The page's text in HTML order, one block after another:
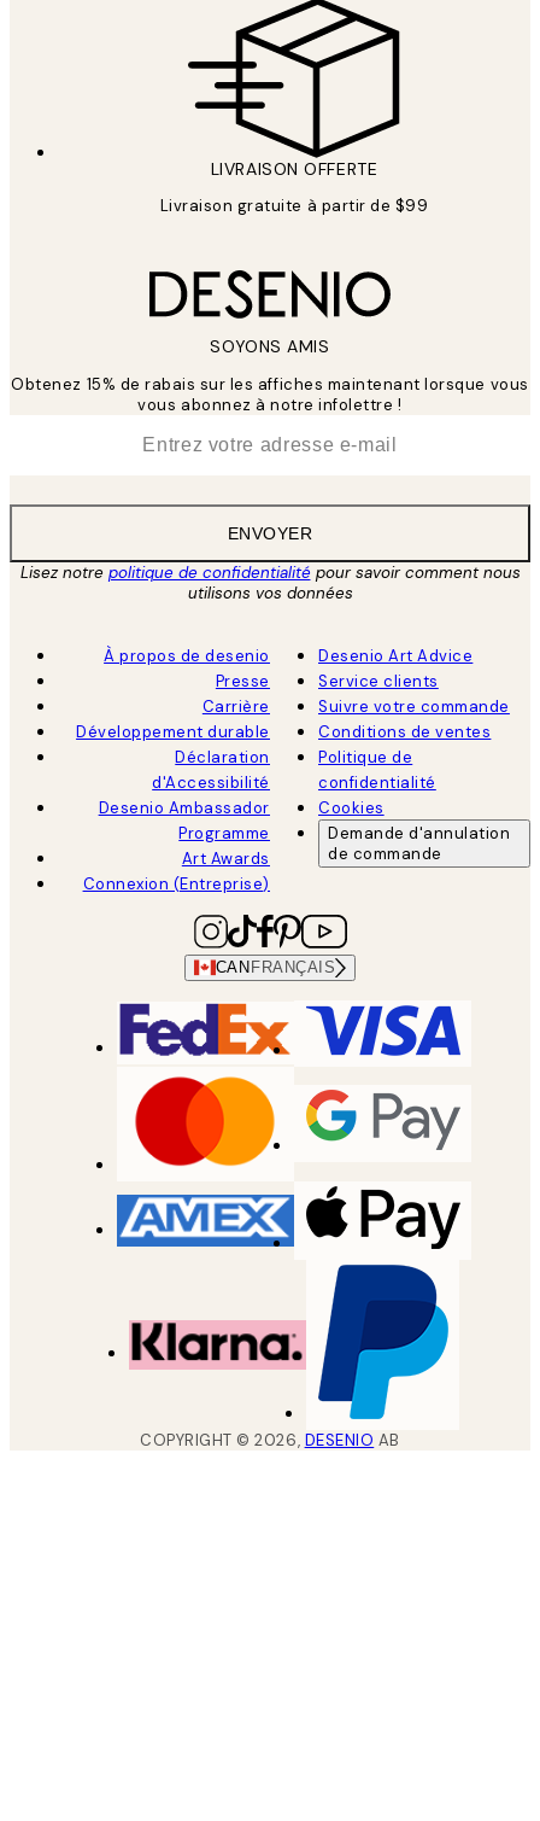
LIVRAISON OFFERTE
Livraison gratuite à partir de $99
SOYONS AMIS
Obtenez 15% de rabais sur les affiches maintenant lorsque vous
vous abonnez à notre infolettre !
ENVOYER
Lisez notre politique de confidentialitépour savoir comment nous
utilisons vos données
À propos de desenio
Presse
Carrière
Développement durable
Déclaration
d'Accessibilité
Desenio Ambassador
Programme
Art Awards
Connexion (Entreprise)
Desenio Art Advice
Service clients
Suivre votre commande
Conditions de ventes
Politique de
confidentialité
Cookies
Demande d'annulation
de commande
CAN FRANÇAIS
COPYRIGHT ©2026, DESENIO AB